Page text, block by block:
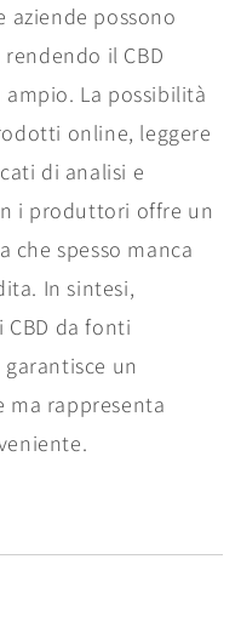
aziende possono
il CBD
La possibilità
online, leggere
di analisi e
i produttori offre un
che spesso manca
In sintesi,
da fonti
un
rappresenta